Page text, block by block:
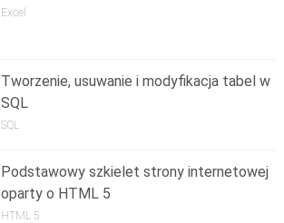
Excel
Tworzenie, usuwanie i modyfikacja tabel w
SQL
SQL
Podstawowy szkielet strony internetowej
oparty o HTML 5
HTML 5